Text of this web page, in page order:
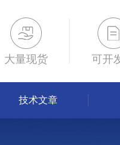
大量现货 可开
技术文章